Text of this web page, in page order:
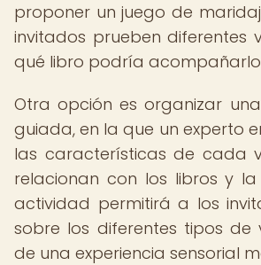
proponer un juego de
invitados prueben diferentes
qué libro podría acompañarlo
Otra opción es organizar
guiada, en la que un experto
las características de cada
relacionan con los libros y la
actividad permitirá a los
sobre los diferentes tipos de
de una experiencia sensorial